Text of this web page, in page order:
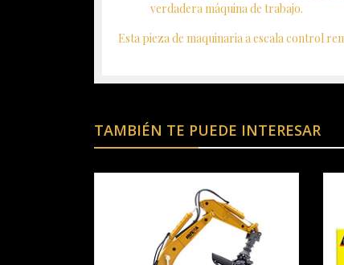
verdadera máquina de trabajo.
Esta pieza de maquinaria a escala control
TAMBIÉN TE PUEDE INTERESAR